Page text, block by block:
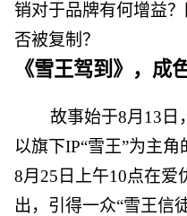
销对于品牌有何增益
否被复制？
《雪王驾到》，成
故事始于8月13日
以旗下IP“雪王”为主
8月25日上午10点在爱
出，引得一众“雪王信